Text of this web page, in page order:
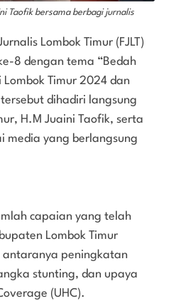
Taofik bersama berbagi jurnalis
Lombok Timur (FJLT)
8 dengan tema “Bedah
Timur 2024 dan
dihadiri langsung
H.M Juaini Taofik, serta
media yang berlangsung
capaian yang telah
Lombok Timur
peningkatan
stunting, dan upaya
(UHC).